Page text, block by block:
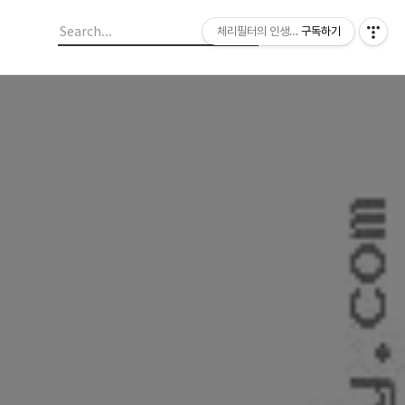
체리필터의 인생이야기구독하기